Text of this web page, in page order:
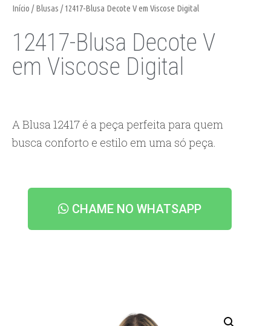
Início /Blusas / 12417-Blusa Decote V em Viscose Digital
12417-Blusa Decote V
em Viscose Digital
A Blusa 12417 é a peça perfeita para quem
busca conforto e estilo em uma só peça.
CHAME NO WHATSAPP